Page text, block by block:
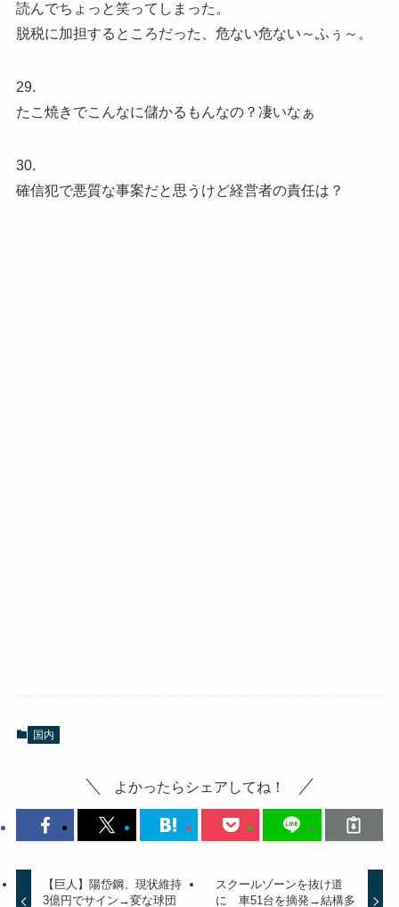
読んでちょっと笑ってしまった。
脱税に加担するところだった、危ない危ない～ふぅ～。
29.
たこ焼きでこんなに儲かるもんなの？凄いなぁ
30.
確信犯で悪質な事案だと思うけど経営者の責任は？
国内
よかったらシェアしてね！
【巨人】陽岱鋼、現状維持
3億円でサイン→変な球団
スクールゾーンを抜け道
に 車51台を摘発→結構多